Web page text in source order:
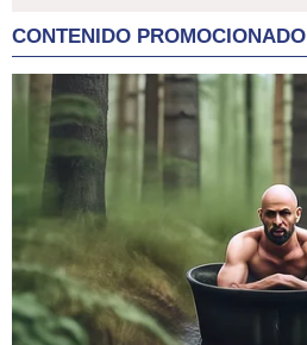
CONTENIDO PROMOCIONADO